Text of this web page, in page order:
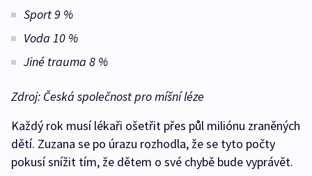
Sport 9 %
Voda 10 %
Jiné trauma 8 %
Zdroj: Česká společnost pro míšní léze
Každý rok musí lékaři ošetřit přes půl miliónu zraněných
dětí. Zuzana se po úrazu rozhodla, že se tyto počty
pokusí snížit tím, že dětem o své chybě bude vyprávět.